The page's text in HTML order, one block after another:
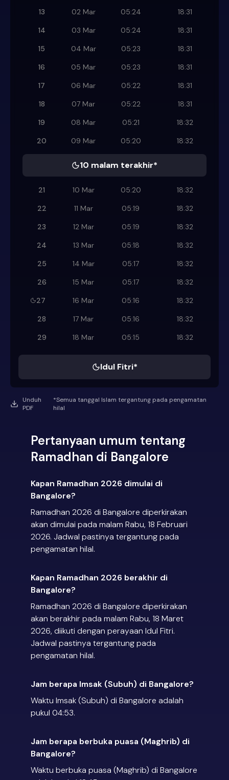
13
02 Mar 05:24
18:31
14
03 Mar 05:24
18:31
15
04 Mar 05:23
18:31
16
05 Mar 05:23
18:31
17
06 Mar 05:22
18:31
18
07 Mar 05:22
18:31
19
08 Mar 05:21
18:32
20
09 Mar 05:20 18:32
10 malam terakhir*
21 10 Mar 05:20
18:32
22
11 Mar 05:19
18:32
23
12 Mar 05:19
18:32
24
13 Mar 05:18
18:32
25
14 Mar 05:17
18:32
26
15 Mar 05:17
18:32
27
16 Mar 05:16
18:32
28
17 Mar 05:16
18:32
29
18 Mar 05:15 18:32
Idul Fitri*
Unduh
PDF
*Semua tanggal Islam tergantung pada pengamatan
hilal
Pertanyaan umum tentang
Ramadhan di Bangalore
Kapan Ramadhan 2026 dimulai di
Bangalore?
Ramadhan 2026 di Bangalore diperkirakan
akan dimulai pada malam Rabu, 18 Februari
2026. Jadwal pastinya tergantung pada
pengamatan hilal.
Kapan Ramadhan 2026 berakhir di
Bangalore?
Ramadhan 2026 di Bangalore diperkirakan
akan berakhir pada malam Rabu, 18 Maret
2026, diikuti dengan perayaan Idul Fitri.
Jadwal pastinya tergantung pada
pengamatan hilal.
Jam berapa Imsak (Subuh) di Bangalore?
Waktu Imsak (Subuh) di Bangalore adalah
pukul 04:53.
Jam berapa berbuka puasa (Maghrib) di
Bangalore?
Waktu berbuka puasa (Maghrib) di Bangalore